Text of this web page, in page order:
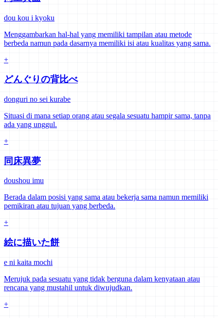
dou kou i kyoku
Menggambarkan hal-hal yang memiliki tampilan atau metode
berbeda namun pada dasarnya memiliki isi atau kualitas yang sama.
+
どんぐりの背比べ
donguri no sei kurabe
Situasi di mana setiap orang atau segala sesuatu hampir sama, tanpa
ada yang unggul.
+
同床異夢
doushou imu
Berada dalam posisi yang sama atau bekerja sama namun memiliki
pemikiran atau tujuan yang berbeda.
+
絵に描いた餅
e ni kaita mochi
Merujuk pada sesuatu yang tidak berguna dalam kenyataan atau
rencana yang mustahil untuk diwujudkan.
+